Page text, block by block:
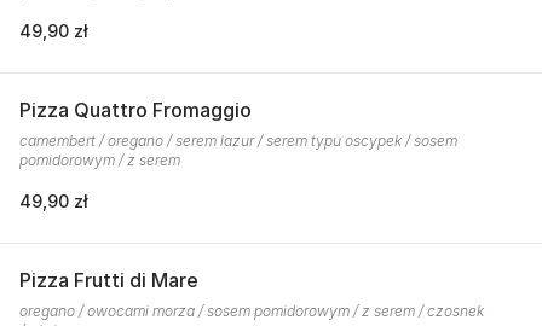
49,90 zł
Pizza Quattro Fromaggio
camembert / oregano / serem lazur / serem typu oscypek / sosem
pomidorowym / z serem
49,90 zł
Pizza Frutti di Mare
oregano / owocami morza / sosem pomidorowym / z serem / czosnek